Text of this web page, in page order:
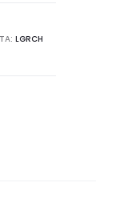
LGRCH